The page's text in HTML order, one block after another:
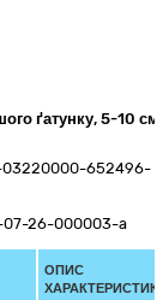
ґатунку, 5-10
03220000-652496-
07-26-000003-a
ОПИС